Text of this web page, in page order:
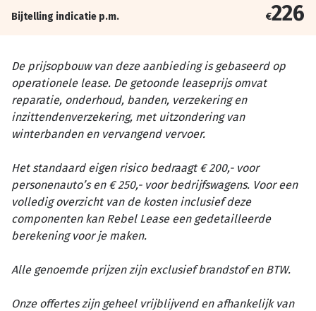
Bijtelling indicatie p.m. €226
De prijsopbouw van deze aanbieding is gebaseerd op
operationele lease. De getoonde leaseprijs omvat
reparatie, onderhoud, banden, verzekering en
inzittendenverzekering, met uitzondering van
winterbanden en vervangend vervoer.
Het standaard eigen risico bedraagt € 200,- voor
personenauto’s en € 250,- voor bedrijfswagens. Voor een
volledig overzicht van de kosten inclusief deze
componenten kan Rebel Lease een gedetailleerde
berekening voor je maken.
Alle genoemde prijzen zijn exclusief brandstof en BTW.
Onze offertes zijn geheel vrijblijvend en afhankelijk van